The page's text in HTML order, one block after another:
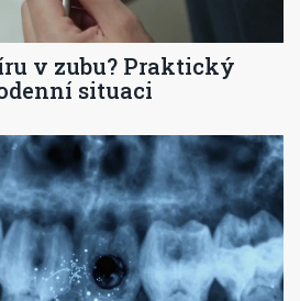
v zubu? Praktický
situaci